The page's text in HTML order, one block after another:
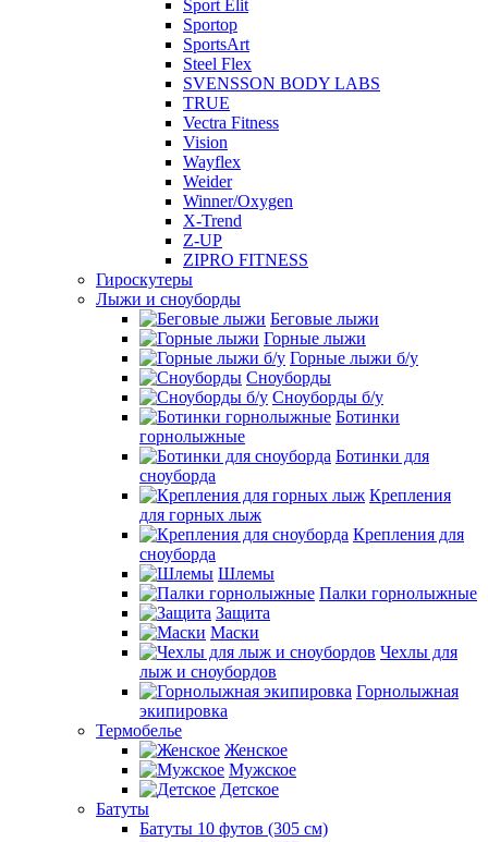
Sport Elit
Sportop
SportsArt
Steel Flex
SVENSSON BODY LABS
TRUE
Vectra Fitness
Vision
Wayflex
Weider
Winner/Oxygen
X-Trend
Z-UP
ZIPRO FITNESS
Гироскутеры
Лыжи и сноуборды
Беговые лыжи
Горные лыжи
Горные лыжи б/у
Сноуборды
Сноуборды б/у
Ботинки
горнолыжные
Ботинки для
сноуборда
Крепления
для горных лыж
Крепления для
сноуборда
Шлемы
Палки горнолыжные
Защита
Маски
Чехлы для
лыж и сноубордов
Горнолыжная
экипировка
Термобелье
Женское
Мужское
Детское
Батуты
Батуты 10 футов (305 см)